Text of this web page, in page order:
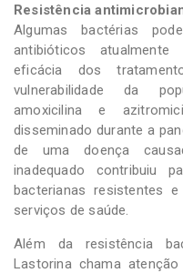
Resistência
Algumas bactérias
antibióticos atualmente
eficácia dos
vulnerabilidade da
amoxicilina e
disseminado durante a
de uma doença
inadequado contribuiu
bacterianas resistentes
serviços de saúde.
Além da resistência
Lastorina chama